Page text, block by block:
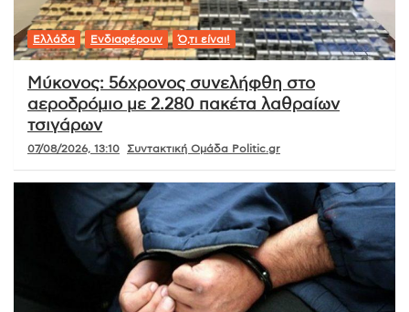
Ελλάδα Ενδιαφέρουν Ό,τι είναι!
Μύκονος: 56χρονος συνελήφθη στο
αεροδρόμιο με 2.280 πακέτα λαθραίων
τσιγάρων
07/08/2026, 13:10 Συντακτική Ομάδα Politic.gr